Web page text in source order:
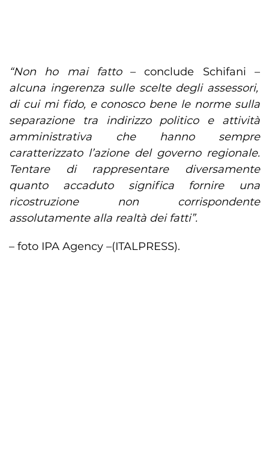
“Non ho mai fatto– conclude Schifani –
alcuna ingerenza sulle scelte degli assessori,
di cui mi fido, e conosco bene le norme sulla
separazione tra indirizzo politico e attività
amministrativa che hanno sempre
caratterizzato l’azione del governo regionale.
Tentare di rappresentare diversamente
quanto accaduto significa fornire una
ricostruzione non corrispondente
assolutamente alla realtà dei fatti”.
– foto IPA Agency –(ITALPRESS).